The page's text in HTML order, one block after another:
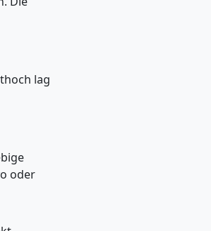
lag
oder